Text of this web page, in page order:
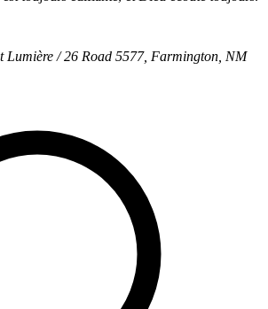
Lumière / 26 Road 5577, Farmington, NM